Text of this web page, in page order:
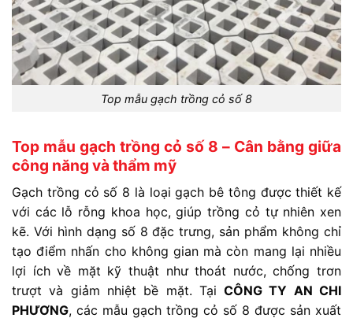
Top mẫu gạch trồng cỏ số 8
Top mẫu gạch trồng cỏ số 8 – Cân bằng giữa
công năng và thẩm mỹ
Gạch trồng cỏ số 8 là loại gạch bê tông được thiết kế
với các lỗ rỗng khoa học, giúp trồng cỏ tự nhiên xen
kẽ. Với hình dạng số 8 đặc trưng, sản phẩm không chỉ
tạo điểm nhấn cho không gian mà còn mang lại nhiều
lợi ích về mặt kỹ thuật như thoát nước, chống trơn
trượt và giảm nhiệt bề mặt. TạiCÔNG TY AN CHI
PHƯƠNG, các mẫu gạch trồng cỏ số 8 được sản xuất